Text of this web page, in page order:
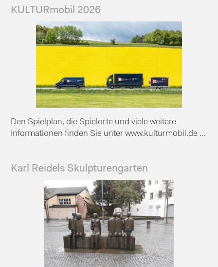
KULTURmobil 2026
Den Spielplan, die Spielorte und viele weitere
Informationen finden Sie unter www.kulturmobil.de ...
Karl Reidels Skulpturengarten